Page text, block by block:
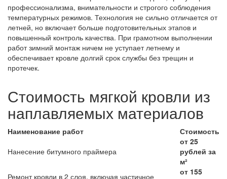
профессионализма, внимательности и строгого соблюдения
температурных режимов. Технология не сильно отличается от
летней, но включает больше подготовительных этапов и
повышенный контроль качества. При грамотном выполнении
работ зимний монтаж ничем не уступает летнему и
обеспечивает кровле долгий срок службы без трещин и
протечек.
Стоимость мягкой кровли из
наплавляемых материалов
Наименование работ
Стоимость
Нанесение битумного праймера
от 25
рублей за
м²
Ремонт кровли в 2 слоя, включая частичное
от 155